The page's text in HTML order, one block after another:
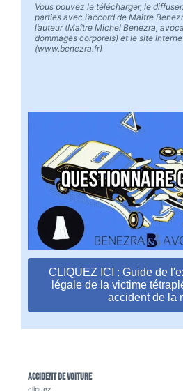
Vous pouvez le télécharger, le
parties avec l’accord de Maître
l’auteur (Maître Michel Benezra,
dommages corporels) et le site
(www.benezra.fr)
CLIQUEZ ICI : Guide de
légale de la victime
accident de la
Accident de voiture
cliquez